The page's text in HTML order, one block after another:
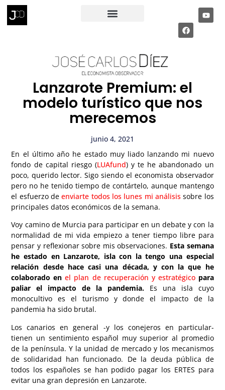
Lanzarote Premium: el
modelo turístico que nos
merecemos
junio 4, 2021
En el último año he estado muy liado lanzando mi nuevo
fondo de capital riesgo (LUAfund) y te he abandonado un
poco, querido lector. Sigo siendo el economista observador
pero no he tenido tiempo de contártelo, aunque mantengo
el esfuerzo deenviarte todos los lunes mi análisissobre los
principales datos económicos de la semana.
Voy camino de Murcia para participar en un debate y con la
normalidad de mi vida empiezo a tener tiempo libre para
pensar y reflexionar sobre mis observaciones. Esta semana
he estado en Lanzarote, isla con la tengo una especial
relación desde hace casi una década, y con la que he
colaborado enel plan de recuperación y estratégicopara
paliar el impacto de la pandemia.Es una isla cuyo
monocultivo es el turismo y donde el impacto de la
pandemia ha sido brutal.
Los canarios en general -y los conejeros en particular-
tienen un sentimiento español muy superior al promedio
de la península. Y la unidad de mercado y los mecanismos
de solidaridad han funcionado. De la deuda pública de
todos los españoles se han podido pagar los ERTES para
evitar una gran depresión en Lanzarote.